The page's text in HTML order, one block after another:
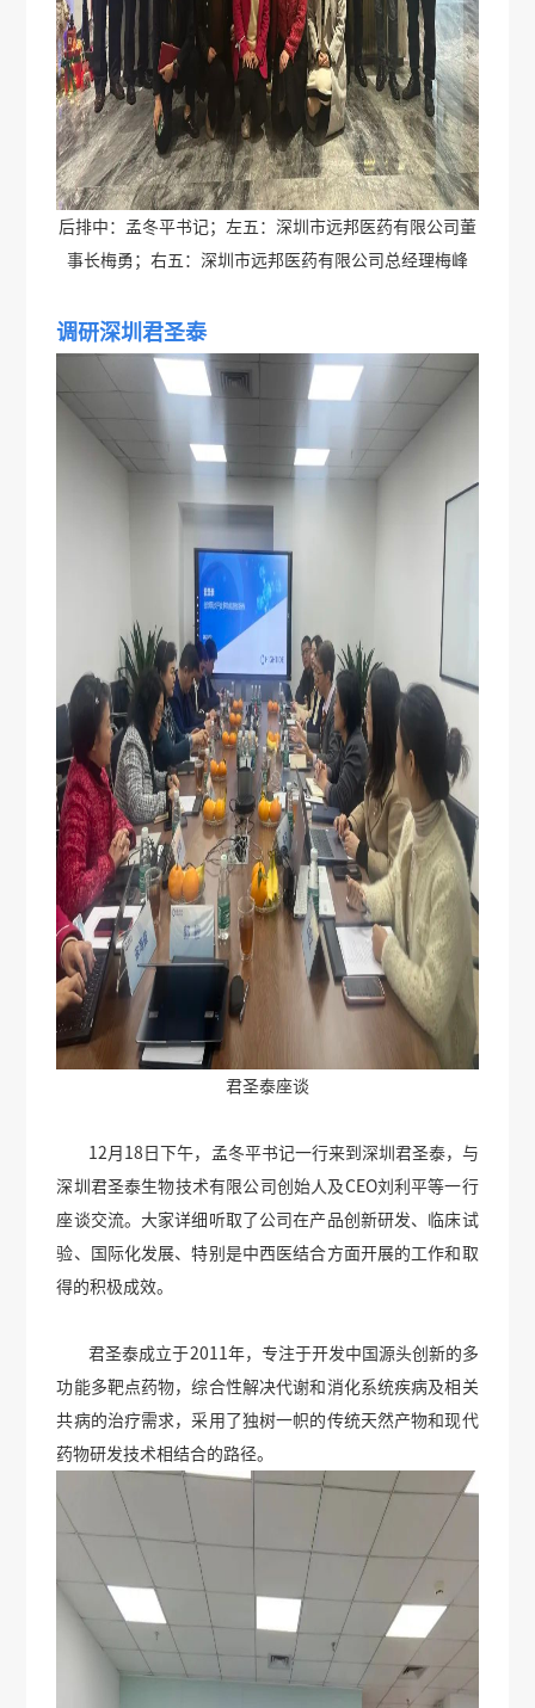
后排中：孟冬平书记；左五：深圳市远邦医药有限公司董
事长梅勇；右五：深圳市远邦医药有限公司总经理梅峰
调研深圳君圣泰
君圣泰座谈
12月18日下午，孟冬平书记一行来到深圳君圣泰，与
深圳君圣泰生物技术有限公司创始人及CEO刘利平等一行
座谈交流。大家详细听取了公司在产品创新研发、临床试
验、国际化发展、特别是中西医结合方面开展的工作和取
得的积极成效。
君圣泰成立于2011年，专注于开发中国源头创新的多
功能多靶点药物，综合性解决代谢和消化系统疾病及相关
共病的治疗需求，采用了独树一帜的传统天然产物和现代
药物研发技术相结合的路径。